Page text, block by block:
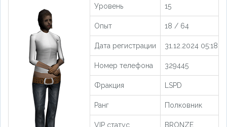
Уровень 15
Опыт 18 / 64
Дата регистрации 31.12.2024 05:18:19
Номер телефона 329445
Фракция LSPD
Ранг Полковник
VIP статус BRONZE